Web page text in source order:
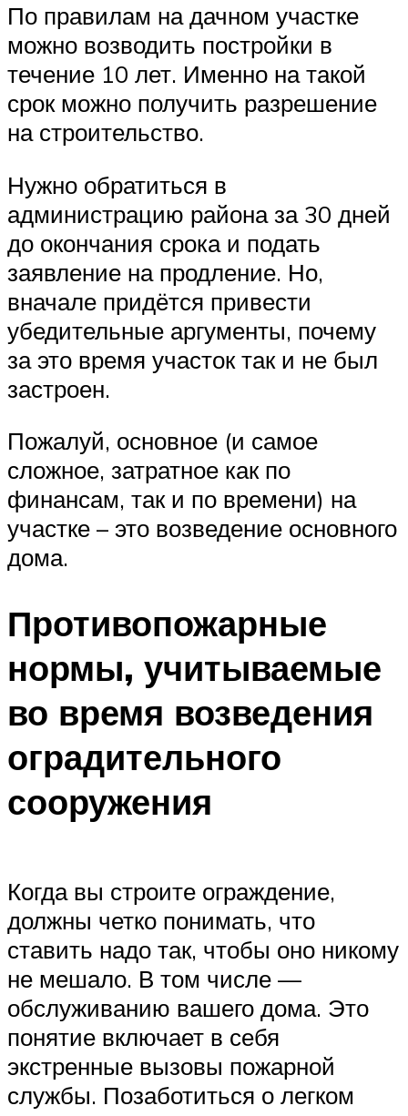
По правилам на дачном участке
можно возводить постройки в
течение 10 лет. Именно на такой
срок можно получить разрешение
на строительство.
Нужно обратиться в
администрацию района за 30 дней
до окончания срока и подать
заявление на продление. Но,
вначале придётся привести
убедительные аргументы, почему
за это время участок так и не был
застроен.
Пожалуй, основное (и самое
сложное, затратное как по
финансам, так и по времени) на
участке – это возведение основного
дома.
Противопожарные
нормы, учитываемые
во время возведения
оградительного
сооружения
Когда вы строите ограждение,
должны четко понимать, что
ставить надо так, чтобы оно никому
не мешало. В том числе —
обслуживанию вашего дома. Это
понятие включает в себя
экстренные вызовы пожарной
службы. Позаботиться о легком